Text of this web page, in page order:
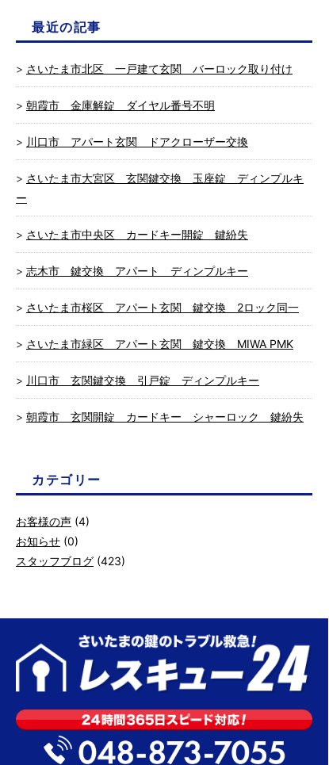
最近の記事
さいたま市北区 一戸建て玄関 バーロック取り付け
朝霞市 金庫解錠 ダイヤル番号不明
川口市 アパート玄関 ドアクローザー交換
さいたま市大宮区 玄関鍵交換 玉座錠 ディンプルキ
ー
さいたま市中央区 カードキー開錠 鍵紛失
志木市 鍵交換 アパート ディンプルキー
さいたま市桜区 アパート玄関 鍵交換 2ロック同一
さいたま市緑区 アパート玄関 鍵交換 MIWA PMK
川口市 玄関鍵交換 引戸錠 ディンプルキー
朝霞市 玄関開錠 カードキー シャーロック 鍵紛失
カテゴリー
お客様の声 (4)
お知らせ (0)
スタッフブログ (423)